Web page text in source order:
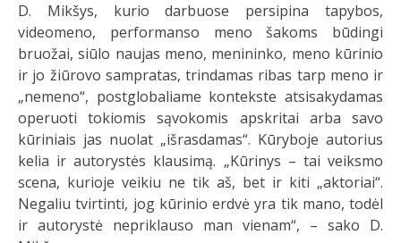
D. Mikšys, kurio darbuose persipina tapybos,
videomeno, performanso meno šakoms būdingi
bruožai, siūlo naujas meno, menininko, meno kūrinio
ir jo žiūrovo sampratas, trindamas ribas tarp meno ir
„nemeno“, postglobaliame kontekste atsisakydamas
operuoti tokiomis sąvokomis apskritai arba savo
kūriniais jas nuolat „išrasdamas“. Kūryboje autorius
kelia ir autorystės klausimą. „Kūrinys – tai veiksmo
scena, kurioje veikiu ne tik aš, bet ir kiti „aktoriai“.
Negaliu tvirtinti, jog kūrinio erdvė yra tik mano, todėl
ir autorystė nepriklauso man vienam“, – sako D.